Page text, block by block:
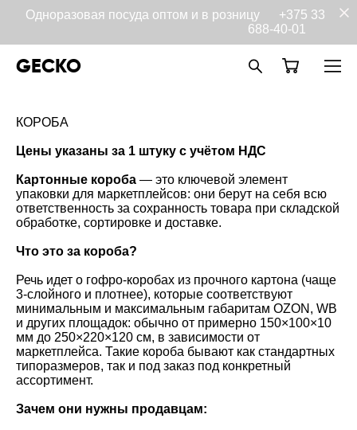
Одноразовая посуда оптом и в розницу +375 33
688-40-01
GECKO
КОРОБА
Цены указаны за 1 штуку с учётом НДС
Картонные короба — это ключевой элемент
упаковки для маркетплейсов: они берут на себя всю
ответственность за сохранность товара при складской
обработке, сортировке и доставке.
Что это за короба?
Речь идет о гофро-коробах из прочного картона (чаще
3‑слойного и плотнее), которые соответствуют
минимальным и максимальным габаритам OZON, WB
и других площадок: обычно от примерно 150×100×10
мм до 250×220×120 см, в зависимости от
маркетплейса. Такие короба бывают как стандартных
типоразмеров, так и под заказ под конкретный
ассортимент.
Зачем они нужны продавцам: